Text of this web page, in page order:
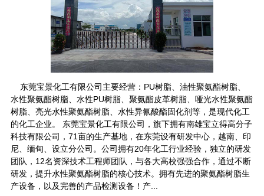
东莞宝景化工有限公司主要经营：PU树脂、油性聚氨酯树脂、
水性聚氨酯树脂、水性PU树脂、聚氨酯皮革树脂、哑光水性聚氨酯
树脂、亮光水性聚氨酯树脂、水性异氰酸酯固化剂等，是现代化工
的化工企业。 东莞宝景化工有限公司，旗下拥有南雄宝立得高分子
科技有限公司，71亩的生产基地，在东莞设有研发中心，越南、印
尼、缅甸、设立分公司。公司拥有20年化工行业经验，独立的研发
团队，12名资深技术工程师团队，与各大高校强强合作，通过不断
研发，提升水性聚氨酯树脂的核心技术。拥有先进的聚氨酯树脂生
产设备，以及完善的产品检测设备！产...